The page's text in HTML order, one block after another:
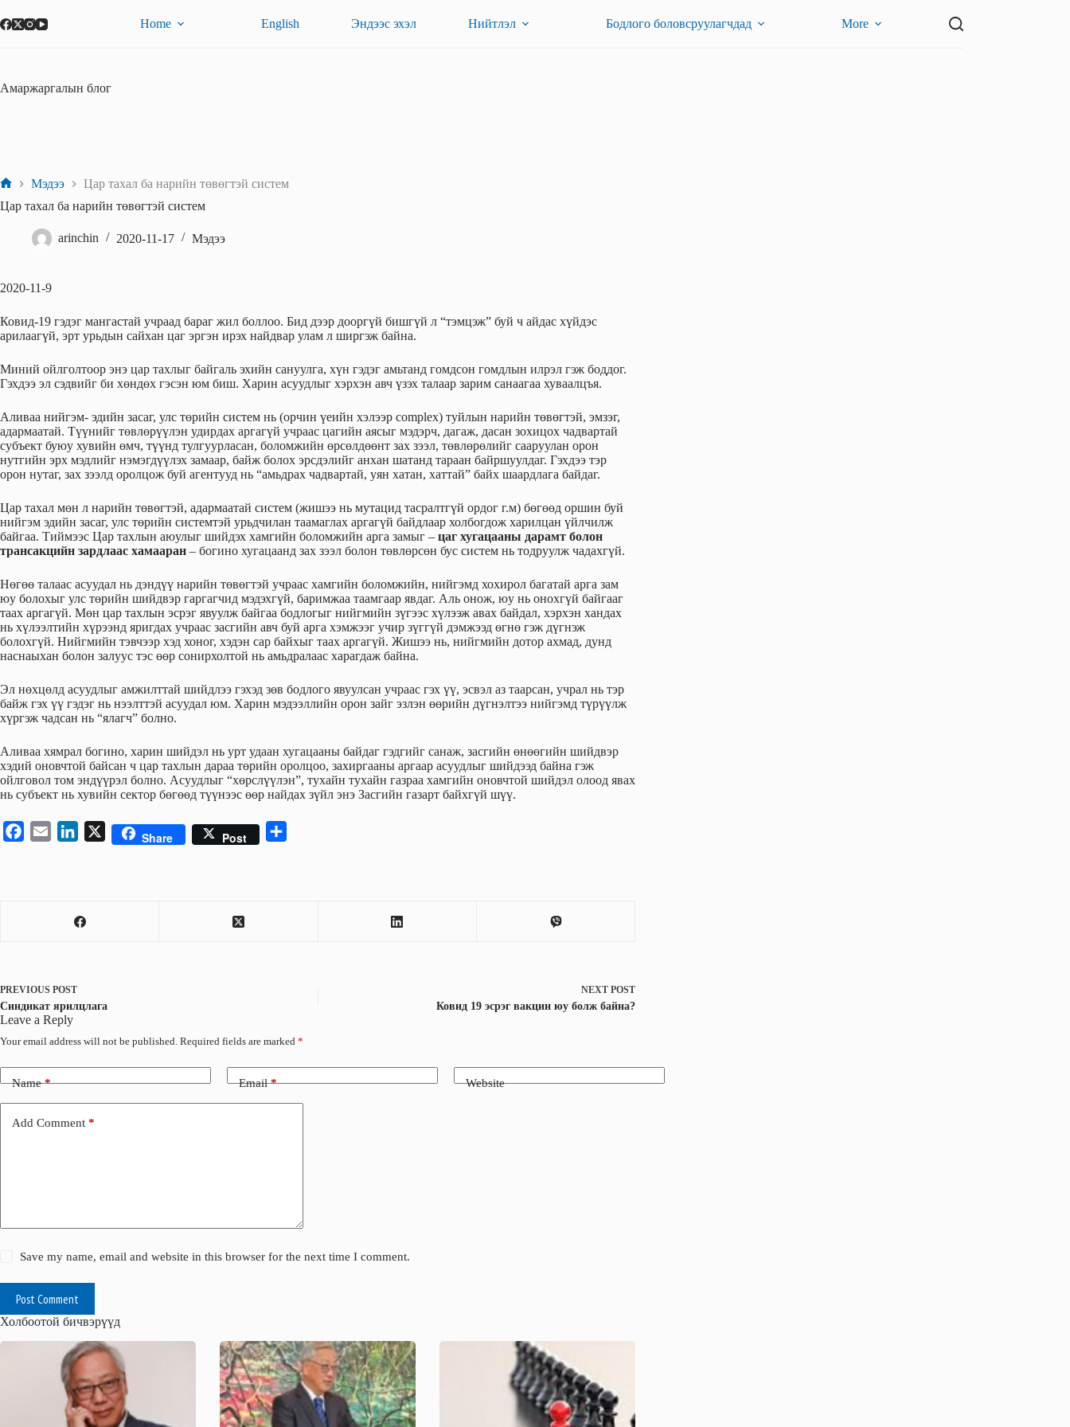
to
content
Home English Эндээс эхэл Нийтлэл Бодлого боловсруулагчдад More
Амаржаргалын блог
Мэдээ
Цар тахал ба нарийн төвөгтэй систем
Цар тахал ба нарийн төвөгтэй систем
arinchin 2020-11-17 Мэдээ
2020-11-9
Ковид-19 гэдэг мангастай учраад бараг жил боллоо. Бид дээр дооргүй бишгүй л “тэмцэж” буй ч айдас хүйдэс
арилаагүй, эрт урьдын сайхан цаг эргэн ирэх найдвар улам л ширгэж байна.
Миний ойлголтоор энэ цар тахлыг байгаль эхийн сануулга, хүн гэдэг амьтанд гомдсон гомдлын илрэл гэж боддог.
Гэхдээ эл сэдвийг би хөндөх гэсэн юм биш. Харин асуудлыг хэрхэн авч үзэх талаар зарим санаагаа хуваалцъя.
Аливаа нийгэм- эдийн засаг, улс төрийн систем нь (орчин үеийн хэлээр complex) туйлын нарийн төвөгтэй, эмзэг,
адармаатай. Түүнийг төвлөрүүлэн удирдах аргагүй учраас цагийн аясыг мэдэрч, дагаж, дасан зохицох чадвартай
субъект буюу хувийн өмч, түүнд тулгуурласан, боломжийн өрсөлдөөнт зах зээл, төвлөрөлийг сааруулан орон
нутгийн эрх мэдлийг нэмэгдүүлэх замаар, байж болох эрсдэлийг анхан шатанд тараан байршуулдаг. Гэхдээ тэр
орон нутаг, зах зээлд оролцож буй агентууд нь “амьдрах чадвартай, уян хатан, хаттай” байх шаардлага байдаг.
Цар тахал мөн л нарийн төвөгтэй, адармаатай систем (жишээ нь мутацид тасралтгүй ордог г.м) бөгөөд оршин буй
нийгэм эдийн засаг, улс төрийн системтэй урьдчилан таамаглах аргагүй байдлаар холбогдож харилцан үйлчилж
байгаа. Тиймээс Цар тахлын аюулыг шийдэх хамгийн боломжийн арга замыг – цаг хугацааны дарамт болон
трансакцийн зардлаас хамааран – богино хугацаанд зах зээл болон төвлөрсөн бус систем нь тодруулж чадахгүй.
Нөгөө талаас асуудал нь дэндүү нарийн төвөгтэй учраас хамгийн боломжийн, нийгэмд хохирол багатай арга зам
юу болохыг улс төрийн шийдвэр гаргагчид мэдэхгүй, баримжаа таамгаар явдаг. Аль онож, юу нь онохгүй байгааг
таах аргагүй. Мөн цар тахлын эсрэг явуулж байгаа бодлогыг нийгмийн зүгээс хүлээж авах байдал, хэрхэн хандах
нь хүлээлтийн хүрээнд яригдах учраас засгийн авч буй арга хэмжээг учир зүггүй дэмжээд өгнө гэж дүгнэж
болохгүй. Нийгмийн тэвчээр хэд хоног, хэдэн сар байхыг таах аргагүй. Жишээ нь, нийгмийн дотор ахмад, дунд
наснаыхан болон залуус тэс өөр сонирхолтой нь амьдралаас харагдаж байна.
Эл нөхцөлд асуудлыг амжилттай шийдлээ гэхэд зөв бодлого явуулсан учраас гэх үү, эсвэл аз таарсан, учрал нь тэр
байж гэх үү гэдэг нь нээлттэй асуудал юм. Харин мэдээллийн орон зайг эзлэн өөрийн дүгнэлтээ нийгэмд түрүүлж
хүргэж чадсан нь “ялагч” болно.
Аливаа хямрал богино, харин шийдэл нь урт удаан хугацааны байдаг гэдгийг санаж, засгийн өнөөгийн шийдвэр
хэдий оновчтой байсан ч цар тахлын дараа төрийн оролцоо, захиргааны аргаар асуудлыг шийдээд байна гэж
ойлговол том эндүүрэл болно. Асуудлыг “хөрслүүлэн”, тухайн тухайн газраа хамгийн оновчтой шийдэл олоод явах
нь субъект нь хувийн сектор бөгөөд түүнээс өөр найдах зүйл энэ Засгийн газарт байхгүй шүү.
e
X Share Post
PREVIOUS POST
Синдикат ярилцлага
NEXTPOST
Ковид 19 эсрэг вакцин юу болж байна?
Leave a Reply
Your email address will not be published. Required fields are marked *
Name* Email* Website
Add Comment *
Save my name, email and website in this browser for the next time I comment.
Post Comment
Холбоотой бичвэрүүд